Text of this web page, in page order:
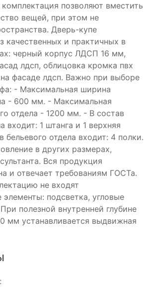
позволяют вместить
вещей, при этом не
Дверь-купе
качественных и практичных в
черный корпус ЛДСП 16 мм,
лдсп, облицовка кромка пвх
фасаде лдсп. Важно при выборе
- Максимальная ширина
- 600 мм. - Максимальная
отдела - 1200 мм. - В состав
входит: 1 штанга и 1 верхняя
бельевого отдела входит: 4 полки.
в других размерах,
Вся продукция
и отвечает требованиям ГОСТа.
не входят
элементы: подсветка, угловые
полезной внутренней глубине
мм устанавливается выдвижная